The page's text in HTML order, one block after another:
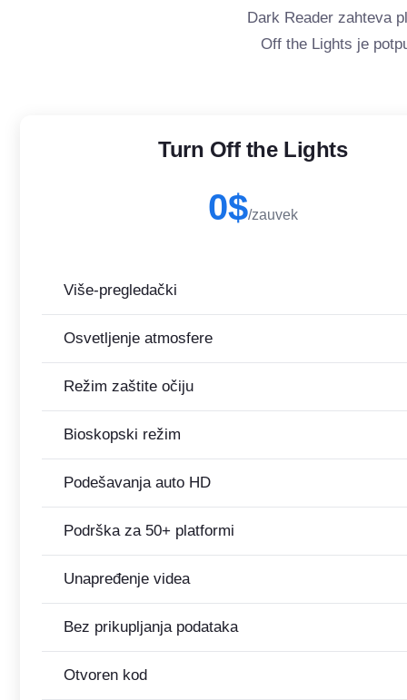
Dark Reader zahteva
Off the Lights je
Turn Off the Lights
0$/zauvek
Više-pregledački
Osvetljenje atmosfere
Režim zaštite očiju
Bioskopski režim
Podešavanja auto HD
Podrška za 50+ platformi
Unapređenje videa
Bez prikupljanja podataka
Otvoren kod